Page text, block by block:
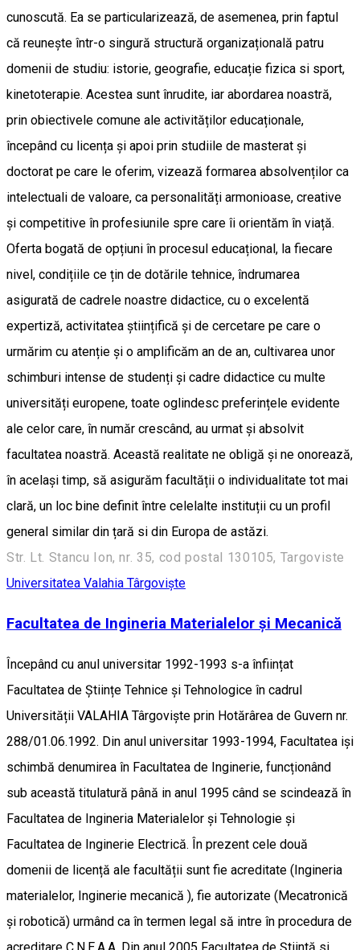
cunoscută. Ea se particularizează, de asemenea, prin faptul
că reunește într-o singură structură organizațională patru
domenii de studiu: istorie, geografie, educație fizica si sport,
kinetoterapie. Acestea sunt înrudite, iar abordarea noastră,
prin obiectivele comune ale activităților educaționale,
începând cu licența și apoi prin studiile de masterat și
doctorat pe care le oferim, vizează formarea absolvenților ca
intelectuali de valoare, ca personalități armonioase, creative
și competitive în profesiunile spre care îi orientăm în viață.
Oferta bogată de opțiuni în procesul educațional, la fiecare
nivel, condițiile ce țin de dotările tehnice, îndrumarea
asigurată de cadrele noastre didactice, cu o excelentă
expertiză, activitatea științifică și de cercetare pe care o
urmărim cu atenție și o amplificăm an de an, cultivarea unor
schimburi intense de studenți și cadre didactice cu multe
universități europene, toate oglindesc preferințele evidente
ale celor care, în număr crescând, au urmat și absolvit
facultatea noastră. Această realitate ne obligă și ne onorează,
în același timp, să asigurăm facultății o individualitate tot mai
clară, un loc bine definit între celelalte instituții cu un profil
general similar din țară si din Europa de astăzi.
Str. Lt. Stancu Ion, nr. 35, cod postal 130105, Targoviste
Universitatea Valahia Târgovişte
Facultatea de Ingineria Materialelor şi Mecanică
Începând cu anul universitar 1992-1993 s-a înființat
Facultatea de Științe Tehnice și Tehnologice în cadrul
Universității VALAHIA Târgoviște prin Hotărârea de Guvern nr.
288/01.06.1992. Din anul universitar 1993-1994, Facultatea iși
schimbă denumirea în Facultatea de Inginerie, funcționând
sub această titulatură până in anul 1995 când se scindează în
Facultatea de Ingineria Materialelor și Tehnologie și
Facultatea de Inginerie Electrică. În prezent cele două
domenii de licență ale facultății sunt fie acreditate (Ingineria
materialelor, Inginerie mecanică ), fie autorizate (Mecatronică
și robotică) urmând ca în termen legal să intre în procedura de